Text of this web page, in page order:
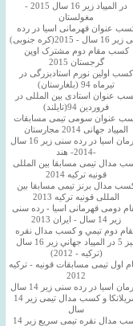
در المپیاد زیر 16 سال 2015 -
مغولستان
عنوان قهرمانی اسیا در رده
- 2015(کره جنوبی)
کسب مقام دوم مشترک اوپن
گرجستان 2015
کسب اولین نورم استادبزرگی در
تیرماه 94 (بلغارستان)
عنوان استادی بین المللی در
فروردین 94(تایلند)
عنوان سومی تیمی مسابقات
المپیاد جهانی 2014 مجارستان
قهرمان اسیا در رده سنی زیر 16 سال
-2014- هند
مدال تیمی مسابقا بین المللی
قونیه ترکیه 2014
مدال برنز تیمی مسابقا بین
المللی قونیه ترکیه 2013
دومی قهرمانی اسیا - رده سنی
زیر 14 سال - ایران 2013
دوم تيمي و كسب مدال نقره
ميز 5 در المپياد جهاني زير 16 سال
(تركيه - 2012)
اول تیمی مسابقات قونیه - ترکیه
2012
قهرمان اسیا در رده سنی زیر 14 سال
سريلانكا و کسب مدال تیمی زیر 14
سال
کسب مدال نقره تیمی سریع زیر 14